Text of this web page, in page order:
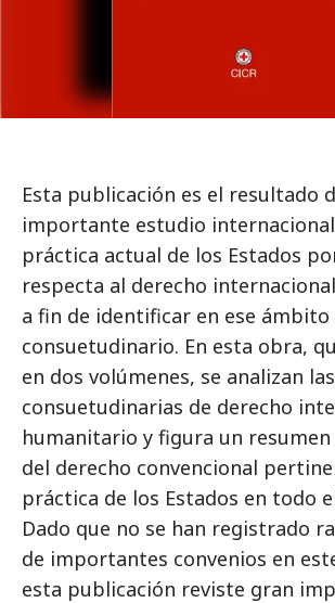
Esta publicación es el resultado
importante estudio
práctica actual de los Estados
respecta al derecho
a fin de identificar en ese ámbito
consuetudinario. En esta obra,
en dos volúmenes, se analizan
consuetudinarias de derecho
humanitario y figura un
del derecho convencional
práctica de los Estados en todo
Dado que no se han registrado
de importantes convenios en
esta publicación reviste gran